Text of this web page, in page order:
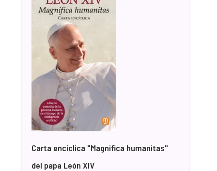
Carta encíclica "Magnifica humanitas"
del papa León XIV